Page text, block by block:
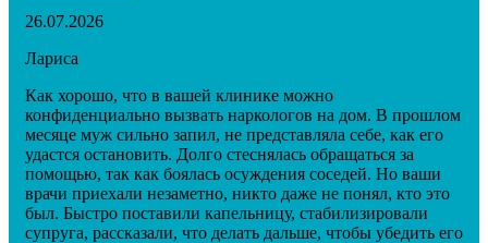
26.07.2026
Лариса
Как хорошо, что в вашей клинике можно
конфиденциально вызвать наркологов на дом. В прошлом
месяце муж сильно запил, не представляла себе, как его
удастся остановить. Долго стеснялась обращаться за
помощью, так как боялась осуждения соседей. Но ваши
врачи приехали незаметно, никто даже не понял, кто это
был. Быстро поставили капельницу, стабилизировали
супруга, рассказали, что делать дальше, чтобы убедить его